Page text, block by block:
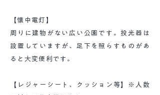
【懐中電灯】
周りに建物がない広い公園です。投光器は
設置していますが、足下を照らすものがあ
ると大変便利です。
【レジャーシート、クッション等】※人数